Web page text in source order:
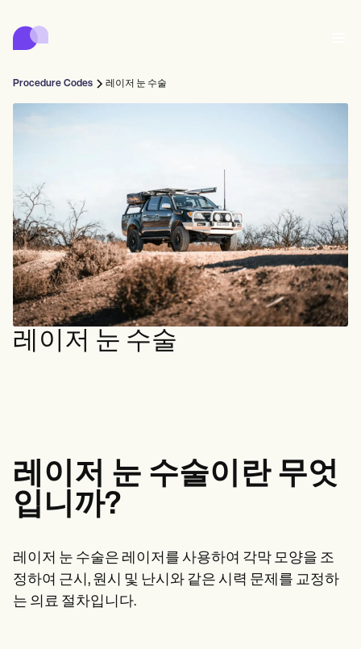
Product
스케줄링
대금 청구
규정 준수
원격 의료
임상 노트
실무 관리
Community
솔로 프랙티셔너
신규 실무자
카운슬러
코치
음성 언어 병리학자
척추 지압 요법사
마사지 테라피스트
작업 치료사
Resources
블로그
앱 가이드
템플릿
신분증 코드
Procedure Codes
일정
Online booking
Automatic reminders
메시지
Client messaging
SMS and email
케어
상담
Telehealth video
In session notes
기록
AI Scribe
Clinical notes
완료
치료
ePrescribe
NEW
Treatment plans
청구
Invoicing and payments
병원 관리
규정 준수 및 보안
Carepatron AI
전체 워크플로우 보기
Counselors
Mental health
Psychologists
Therapists
Medical
Dentists
Nurse practitioners
Nurses
Physicians
Psychiatrists
Allied
Dietitians
Nutritionists
Occupational therapists
Physical therapists
Wellness
Acupuncturists
Chiropractors
Health coaches
Get started for free
Book a demo
로그인
Procedure Codes 레이저 눈 수술
레이저 눈 수술
레이저 눈 수술이란 무엇
입니까?
레이저 눈 수술은 레이저를 사용하여 각막 모양을 조
정하여 근시, 원시 및 난시와 같은 시력 문제를 교정하
는 의료 절차입니다.